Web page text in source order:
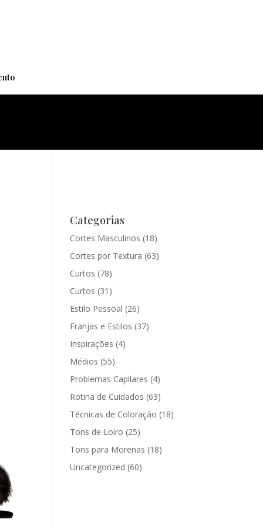
Categorias
Cortes Masculinos (18)
Cortes por Textura (63)
Curtos (78)
Curtos (31)
Estilo Pessoal (26)
Franjas e Estilos (37)
Inspirações (4)
Médios (55)
Problemas Capilares (4)
Rotina de Cuidados (63)
Técnicas de Coloração (18)
Tons de Loiro (25)
Tons para Morenas (18)
Uncategorized (60)